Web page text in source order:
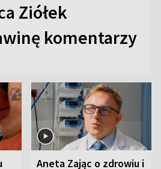
Ziółek
komentarzy
Aneta Zając o zdrowiu i